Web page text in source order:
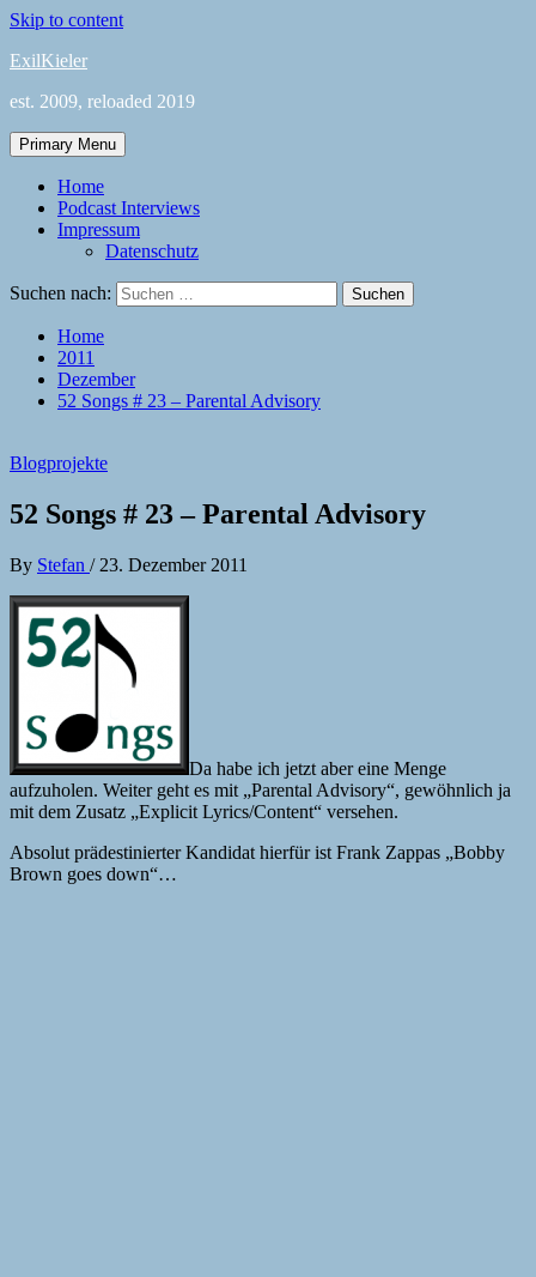
Skip to content
ExilKieler
est. 2009, reloaded 2019
Primary Menu
Home
Podcast Interviews
Impressum
Datenschutz
Suchen nach:
Home
2011
Dezember
52 Songs # 23 – Parental Advisory
Blogprojekte
52 Songs # 23 – Parental Advisory
By Stefan / 23. Dezember 2011
Da habe ich jetzt aber eine Menge
aufzuholen. Weiter geht es mit „Parental Advisory“, gewöhnlich ja
mit dem Zusatz „Explicit Lyrics/Content“ versehen.
Absolut prädestinierter Kandidat hierfür ist Frank Zappas „Bobby
Brown goes down“…